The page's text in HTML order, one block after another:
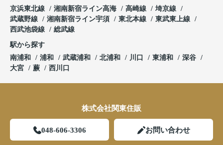
京浜東北線
湘南新宿ライン高海 高崎線
埼京線
武蔵野線
湘南新宿ライン宇須 東北本線
東武東上線
西武池袋線
総武線
駅から探す
南浦和
浦和 武蔵浦和 北浦和 川口 東浦和
深谷
大宮
蕨 西川口
株式会社関東住販
048-606-3306 お問い合わせ